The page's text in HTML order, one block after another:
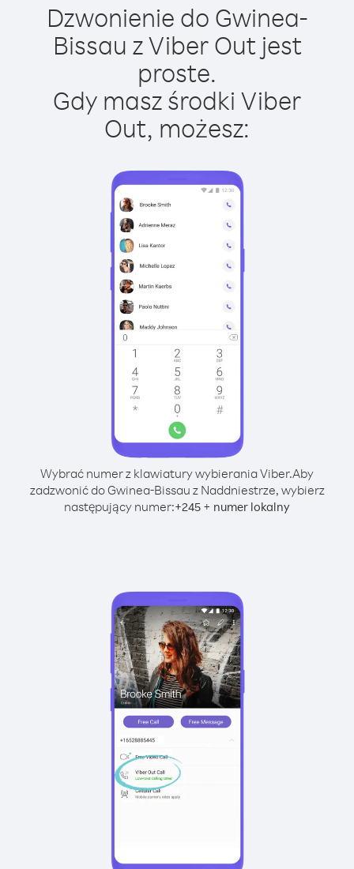
Dzwonienie do Gwinea-
Bissau z Viber Out jest
proste.
Gdy masz środki Viber
Out, możesz:
Wybrać numer z klawiatury wybierania Viber.Aby
zadzwonić do Gwinea-Bissau z Naddniestrze, wybierz
następujący numer:+245 + numer lokalny